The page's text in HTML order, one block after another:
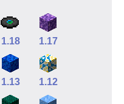
1.18 1.17
1.13 1.12